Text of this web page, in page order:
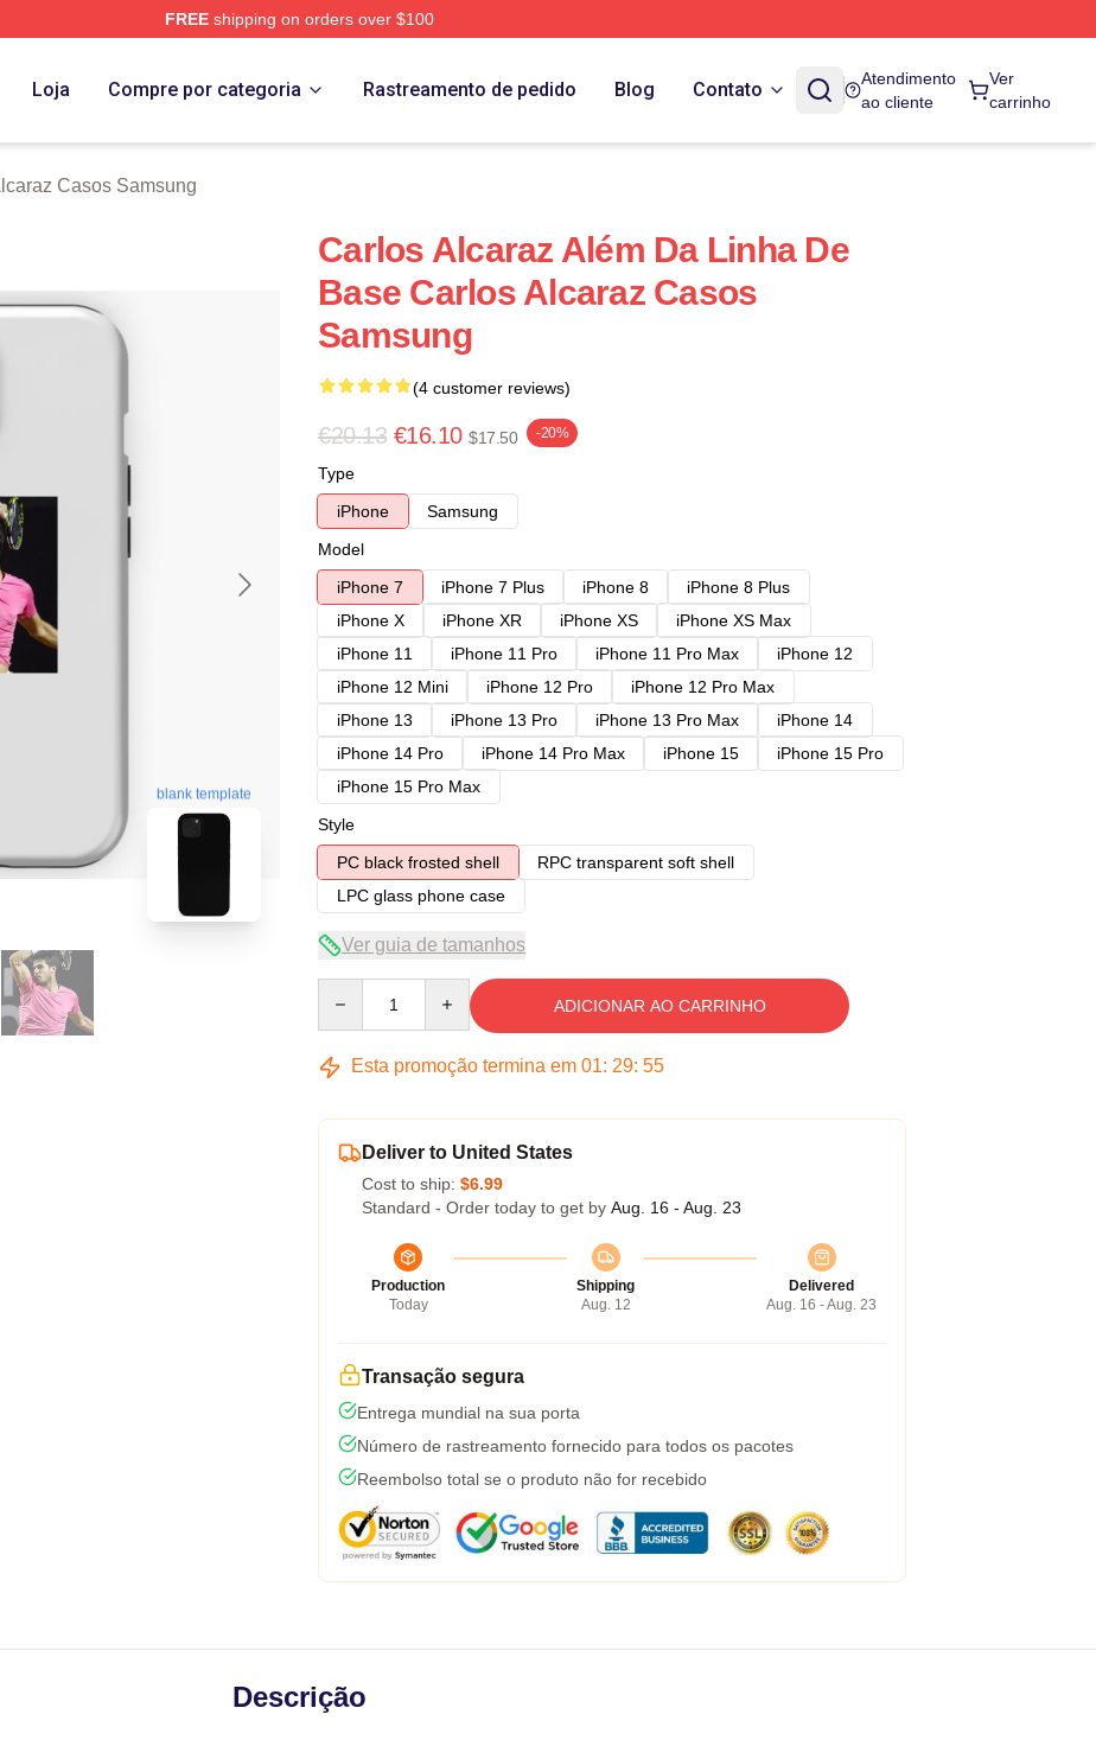
FREEshipping on orders over $100
Loja Compre por categoria Rastreamento de pedido Blog Contato
Atendimento
ao cliente
Ver
carrinho
Casos Samsung
blank template
Carlos Alcaraz Além Da Linha De
Base Carlos Alcaraz Casos
Samsung
(4 customer reviews)
€20.13 €16.10 $17.50 -20%
Type
iPhone
Samsung
Model
iPhone 7
iPhone 7 Plus iPhone 8
iPhone 8 Plus
iPhone X
iPhone XR iPhone XS
iPhone XS Max
iPhone 11
iPhone 11 Pro iPhone 11 Pro Max
iPhone 12
iPhone 12 Mini
iPhone 12 Pro
iPhone 12 Pro Max
iPhone 13
iPhone 13 Pro iPhone 13 Pro Max
iPhone 14
iPhone 14 Pro
iPhone 14 Pro Max iPhone 15
iPhone 15 Pro
iPhone 15 Pro Max
Style
PC black frosted shell
RPC transparent soft shell
LPC glass phone case
Ver guia de tamanhos
ADICIONAR AO CARRINHO
Esta promoção termina em 01: 29: 54
Deliver to United States
Cost to ship: $6.99
Standard - Order today to get by Aug. 16 - Aug. 23
Production
Today
Shipping
Aug. 12
Delivered
Aug. 16 - Aug. 23
Transação segura
Entrega mundial na sua porta
Número de rastreamento fornecido para todos os pacotes
Reembolso total se o produto não for recebido
Descrição